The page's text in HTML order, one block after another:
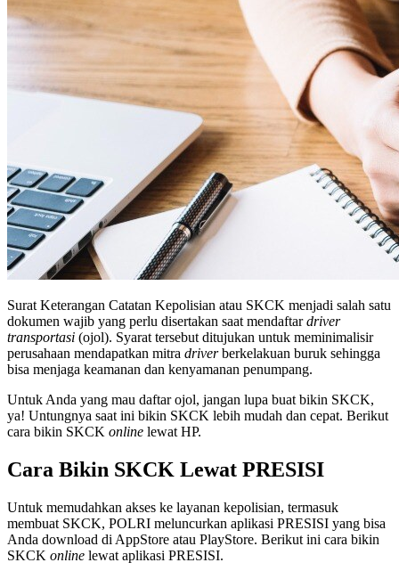
Surat Keterangan Catatan Kepolisian atau SKCK menjadi salah satu
dokumen wajib yang perlu disertakan saat mendaftardriver
transportasi (ojol). Syarat tersebut ditujukan untuk meminimalisir
perusahaan mendapatkan mitra driverberkelakuan buruk sehingga
bisa menjaga keamanan dan kenyamanan penumpang.
Untuk Anda yang mau daftar ojol, jangan lupa buat bikin SKCK,
ya! Untungnya saat ini bikin SKCK lebih mudah dan cepat. Berikut
cara bikin SKCK online lewat HP.
Cara Bikin SKCK Lewat PRESISI
Untuk memudahkan akses ke layanan kepolisian, termasuk
membuat SKCK, POLRI meluncurkan aplikasi PRESISI yang bisa
Anda download di AppStore atau PlayStore. Berikut ini cara bikin
SKCK online lewat aplikasi PRESISI.